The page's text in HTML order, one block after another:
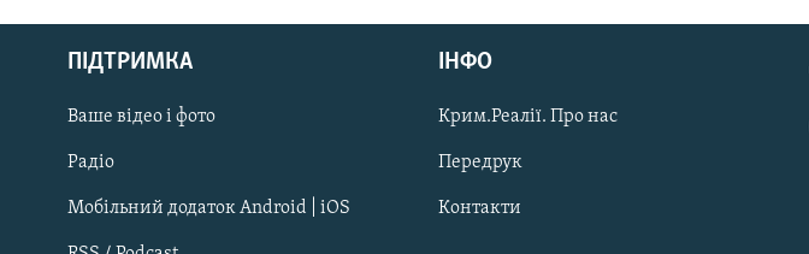
Русский
Qırımtatar
ДОЛУЧАЙСЯ!
ПІДТРИМКА
Ваше відео і фото
Радіо
Мобільний додаток Android | iOS
ІНФО
Крим.Реалії. Про нас
Передрук
Контакти